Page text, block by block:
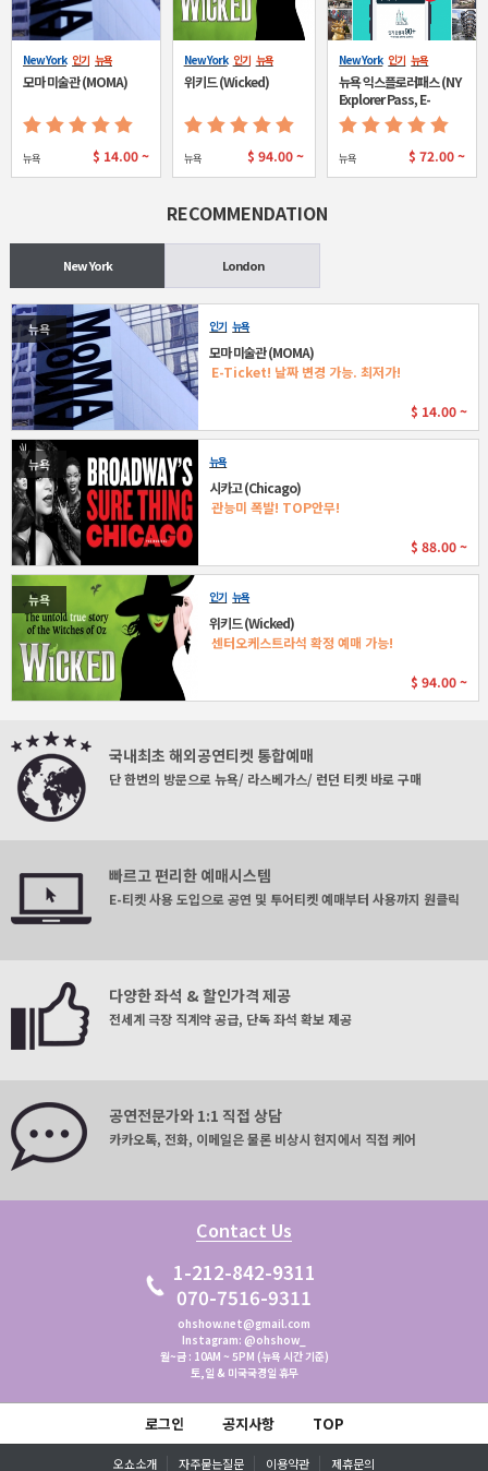
New York 인기 뉴욕
모마 미술관 (MOMA)
뉴욕 $ 14.00 ~
New York 인기 뉴욕
위키드 (Wicked)
뉴욕 $94.00 ~
New York 인기 뉴욕
뉴욕 익스플로러패스 (NY
Explorer Pass, E-
ticket)
뉴욕 $ 72.00 ~
RECOMMENDATION
New York London
뉴욕 인기 뉴욕
모마 미술관 (MOMA)
E-Ticket! 날짜 변경 가능. 최저가!
$ 14.00 ~
뉴욕 뉴욕
시카고 (Chicago)
관능미 폭발! TOP안무!
$ 88.00 ~
뉴욕 인기 뉴욕
위키드 (Wicked)
센터오케스트라석 확정 예매 가능!
$ 94.00 ~
국내최초 해외공연티켓 통합예매
단 한번의 방문으로 뉴욕/ 라스베가스/ 런던 티켓 바로 구매
빠르고 편리한 예매시스템
E-티켓 사용 도입으로 공연 및 투어티켓 예매부터 사용까지 원클릭
다양한 좌석 & 할인가격 제공
전세계 극장 직계약 공급, 단독 좌석 확보 제공
공연전문가와 1:1 직접 상담
카카오톡, 전화, 이메일은 물론 비상시 현지에서 직접 케어
Contact Us
1-212-842-9311
070-7516-9311
ohshow.net@gmail.com
Instagram: @ohshow_
월~금 : 10AM ~ 5PM (뉴욕 시간 기준)
토,일 & 미국국경일 휴무
로그인 공지사항 TOP
오쇼소개 자주묻는질문 이용약관 제휴문의